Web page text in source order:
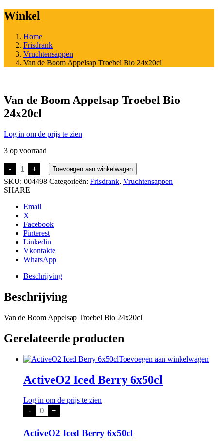
Winkel
Home
Frisdrank
Vruchtensappen
Van de Boom Appelsap Troebel Bio 24x20cl
Van de Boom Appelsap Troebel Bio
24x20cl
Log in om de prijs te zien
3 op voorraad
- Van
de
Boom
Appelsap
Bio
24x20cl
aantal
+ Toevoegen aan winkelwagen
SKU: 004498 Categorieën: Frisdrank, Vruchtensappen
SHARE
Email
X
Facebook
Pinterest
Linkedin
Vkontakte
WhatsApp
Beschrijving
Beschrijving
Van de Boom Appelsap Troebel Bio 24x20cl
Gerelateerde producten
Toevoegen aan winkelwagen
ActiveO2 Iced Berry 6x50cl
Log in om de prijs te zien
- ActiveO2
Iced
6x50cl
aantal
+
ActiveO2 Iced Berry 6x50cl